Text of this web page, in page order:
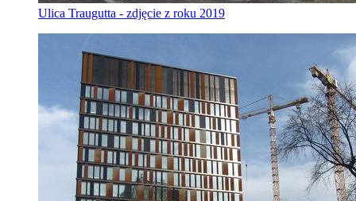
Ulica Traugutta - zdjęcie z roku 2019